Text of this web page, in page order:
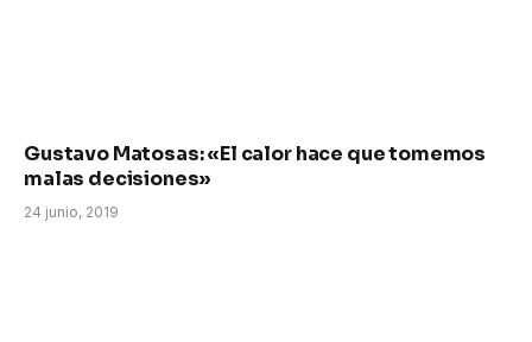
Gustavo Matosas: «El calor hace que tomemos
malas decisiones»
24 junio, 2019